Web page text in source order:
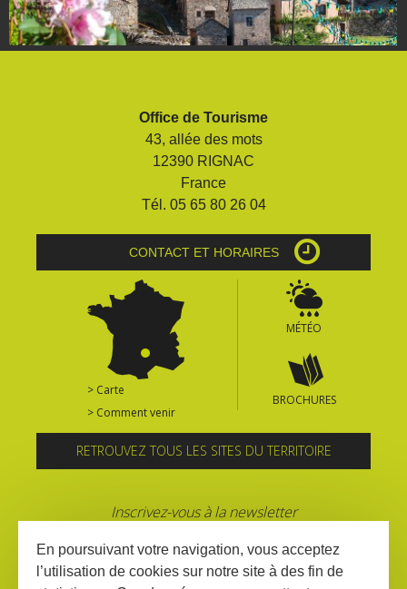
Office de Tourisme
43, allée des mots
12390 RIGNAC
France
Tél. 05 65 80 26 04
CONTACT ET HORAIRES
> Carte
> Comment venir
MÉTÉO
BROCHURES
RETROUVEZ TOUS LES SITES DU TERRITOIRE
Inscrivez-vous à la newsletter
En poursuivant votre navigation, vous acceptez
l’utilisation de cookies sur notre site à des fin de